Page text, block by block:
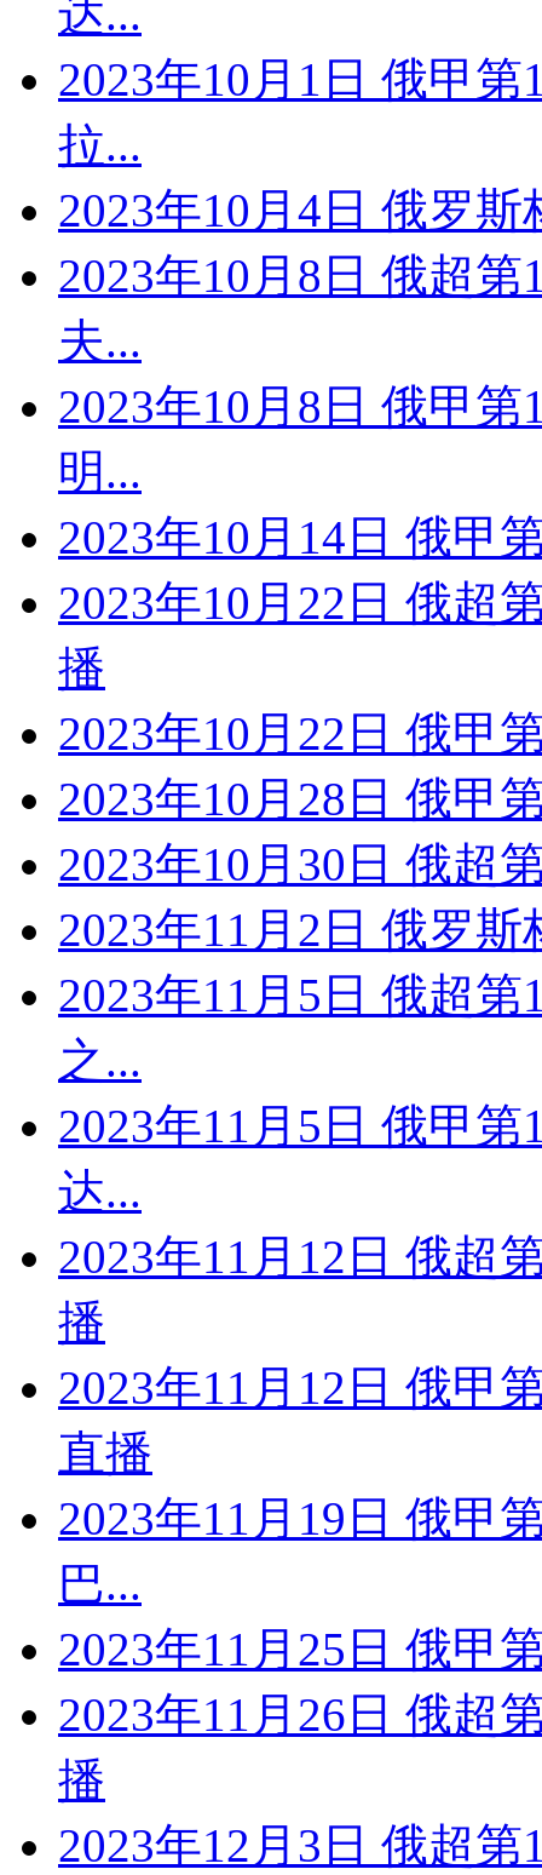
达...
2023年10月1日 俄甲
拉...
2023年10月4日 俄罗
2023年10月8日 俄超
夫...
2023年10月8日 俄甲
明...
2023年10月14日 俄甲
2023年10月22日 俄超
播
2023年10月22日 俄甲
2023年10月28日 俄甲
2023年10月30日 俄超
2023年11月2日 俄罗
2023年11月5日 俄超
之...
2023年11月5日 俄甲
达...
2023年11月12日 俄超
播
2023年11月12日 俄甲
直播
2023年11月19日 俄甲
巴...
2023年11月25日 俄甲
2023年11月26日 俄超
播
2023年12月3日 俄超